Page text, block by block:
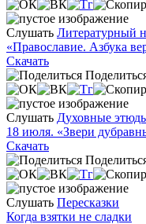
Слушать Литературный
«Православие. Азбука
Скачать
Слушать Духовные
18 июля. «Звери
Скачать
Слушать Пересказки
Когда взятки не сладки